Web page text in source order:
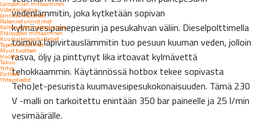
Lämpötilan mittaaminen
Videotarkastus
Jänniteilmaisimet
Rakennetunnistimet
Kaltevuuden mittaaminen
Etäisyyden mittaaminen
Kuumailmapuhaltimet
Tapetinirrottimet
Muut tuotteet
Huolto
Takuu
Yritys
Esitteet
Yhteystiedot
vedenlämmitin, joka kytketään sopivan
kylmävesipainepesurin ja pesukahvan väliin. Dieselpolttimella
toimiva läpivirtauslämmitin tuo pesuun kuuman veden, jolloin
rasva, öljy ja pinttynyt lika irtoavat kylmävettä
tehokkaammin. Käytännössä hotbox tekee sopivasta
TehoJet-pesurista kuumavesipesukokonaisuuden. Tämä 230
V -malli on tarkoitettu enintään 350 bar paineelle ja 25 l/min
vesimäärälle.